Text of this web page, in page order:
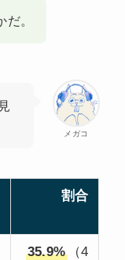
。
メガコ
割合
35.9%（4